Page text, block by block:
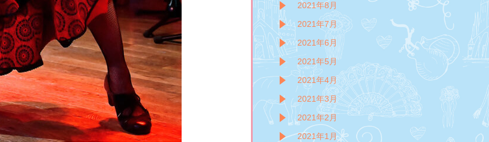
2021年8月
2021年7月
2021年6月
2021年5月
2021年4月
2021年3月
2021年2月
2021年1月